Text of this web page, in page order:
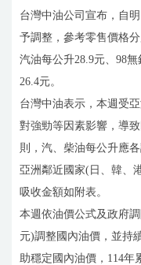
台灣中油公司宣布，自
予調整，參考零售價格
汽油每公升28.9元、98
26.4元。
台灣中油表示，本週受
對強勁等因素影響，導
則，汽、柴油每公升應
亞洲鄰近國家(日、韓、
吸收金額如附表。
本週依油價公式及政府
元)調整國內油價，並持
助穩定國內油價，114年